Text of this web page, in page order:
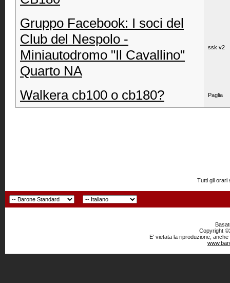
Gruppo Facebook: I soci del
Club del Nespolo -
Miniautodromo "Il Cavallino"
Quarto NA
ssk v2
Walkera cb100 o cb180? Paglia
Tutti gli orari
Copyright
E' vietata la riproduzione,